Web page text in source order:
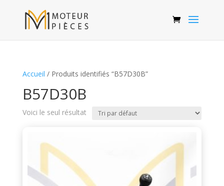
Accueil / Produits identifiés “B57D30B”
B57D30B
Voici le seul résultat